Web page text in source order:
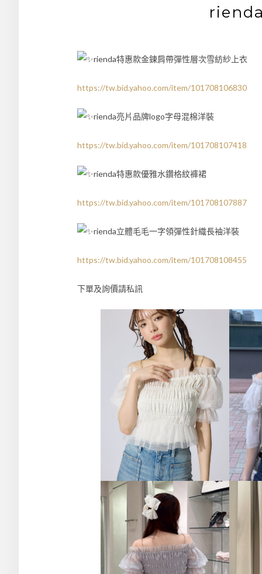
rienda特惠款金鍊肩帶彈性層次雪紡紗上衣
https://tw.bid.yahoo.com/item/101708106830
rienda亮片品牌logo字母混棉洋裝
https://tw.bid.yahoo.com/item/101708107418
rienda特惠款優雅水鑽格紋褲裙
https://tw.bid.yahoo.com/item/101708107887
rienda立體毛毛一字領彈性針織長袖洋裝
https://tw.bid.yahoo.com/item/101708108455
下單及詢價請私訊